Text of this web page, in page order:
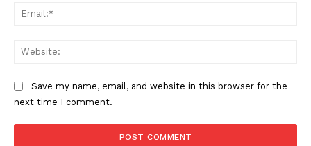
Save my name, email, and website in this browser for the
next time I comment.